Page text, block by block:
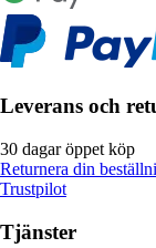
Leverans och
30 dagar öppet köp
Returnera din
Trustpilot
Tjänster